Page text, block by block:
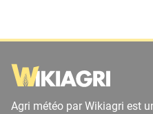
Agri météo par Wikiagri est